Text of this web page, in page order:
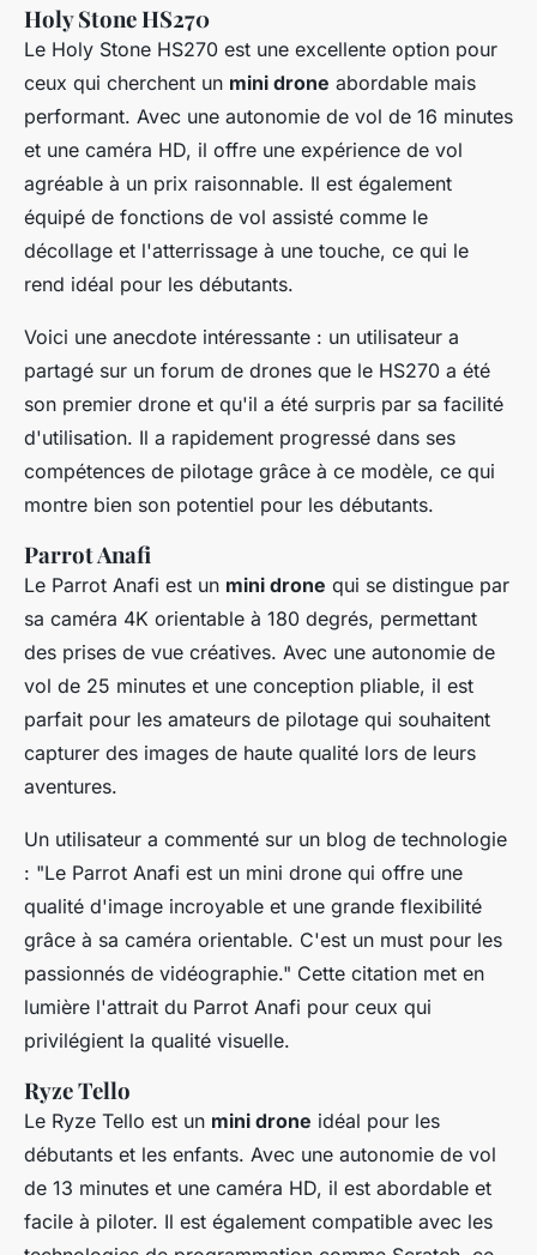
Holy Stone HS270
Le Holy Stone HS270 est une excellente option pour
ceux qui cherchent un mini drone abordable mais
performant. Avec une autonomie de vol de 16 minutes
et une caméra HD, il offre une expérience de vol
agréable à un prix raisonnable. Il est également
équipé de fonctions de vol assisté comme le
décollage et l'atterrissage à une touche, ce qui le
rend idéal pour les débutants.
Voici une anecdote intéressante : un utilisateur a
partagé sur un forum de drones que le HS270 a été
son premier drone et qu'il a été surpris par sa facilité
d'utilisation. Il a rapidement progressé dans ses
compétences de pilotage grâce à ce modèle, ce qui
montre bien son potentiel pour les débutants.
Parrot Anafi
Le Parrot Anafi est un mini drone qui se distingue par
sa caméra 4K orientable à 180 degrés, permettant
des prises de vue créatives. Avec une autonomie de
vol de 25 minutes et une conception pliable, il est
parfait pour les amateurs de pilotage qui souhaitent
capturer des images de haute qualité lors de leurs
aventures.
Un utilisateur a commenté sur un blog de technologie
: "Le Parrot Anafi est un mini drone qui offre une
qualité d'image incroyable et une grande flexibilité
grâce à sa caméra orientable. C'est un must pour les
passionnés de vidéographie." Cette citation met en
lumière l'attrait du Parrot Anafi pour ceux qui
privilégient la qualité visuelle.
Ryze Tello
Le Ryze Tello est un mini drone idéal pour les
débutants et les enfants. Avec une autonomie de vol
de 13 minutes et une caméra HD, il est abordable et
facile à piloter. Il est également compatible avec les